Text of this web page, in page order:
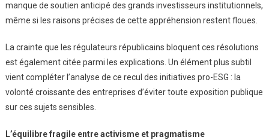
manque de soutien anticipé des grands investisseurs institutionnels,
même si les raisons précises de cette appréhension restent floues.
La crainte que les régulateurs républicains bloquent ces résolutions
est également citée parmi les explications. Un élément plus subtil
vient compléter l’analyse de ce recul des initiatives pro-ESG : la
volonté croissante des entreprises d’éviter toute exposition publique
sur ces sujets sensibles.
L’équilibre fragile entre activisme et pragmatisme